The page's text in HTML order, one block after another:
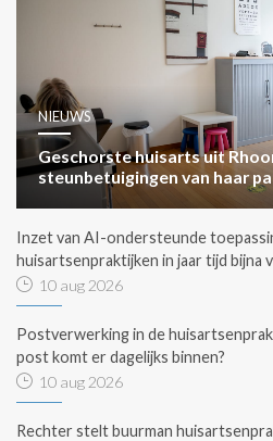
NIEUWS
Geschorste huisarts uit
steunbetuigingen van haar
Inzet van AI-ondersteunde
huisartsenpraktijken in jaar tijd bijna
10 aug 2026
Postverwerking in de
post komt er dagelijks binnen?
10 aug 2026
Rechter stelt buurman